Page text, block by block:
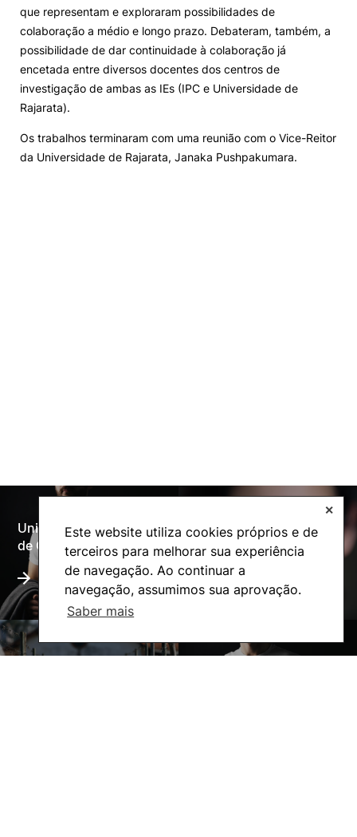
Este website utiliza cookies próprios e de
terceiros para melhorar sua experiência
de navegação. Ao continuar a
navegação, assumimos sua aprovação.
Saber mais
✕
que representam e exploraram possibilidades de
colaboração a médio e longo prazo. Debateram, também, a
possibilidade de dar continuidade à colaboração já
encetada entre diversos docentes dos centros de
investigação de ambas as IEs (IPC e Universidade de
Rajarata).
Os trabalhos terminaram com uma reunião com o Vice-Reitor
da Universidade de Rajarata, Janaka Pushpakumara.
Universidade Politécnica
de Coimbra
Oferta Formativa